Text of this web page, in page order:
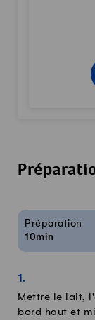
Infos sur la
Préparation
10min
Mettre le lait,
bord haut et